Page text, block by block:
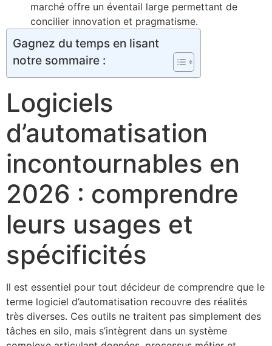
marché offre un éventail large permettant de
concilier innovation et pragmatisme.
Gagnez du temps en lisant
notre sommaire :
Logiciels
d’automatisation
incontournables en
2026 : comprendre
leurs usages et
spécificités
Il est essentiel pour tout décideur de comprendre que le
terme logiciel d’automatisation recouvre des réalités
très diverses. Ces outils ne traitent pas simplement des
tâches en silo, mais s’intègrent dans un système